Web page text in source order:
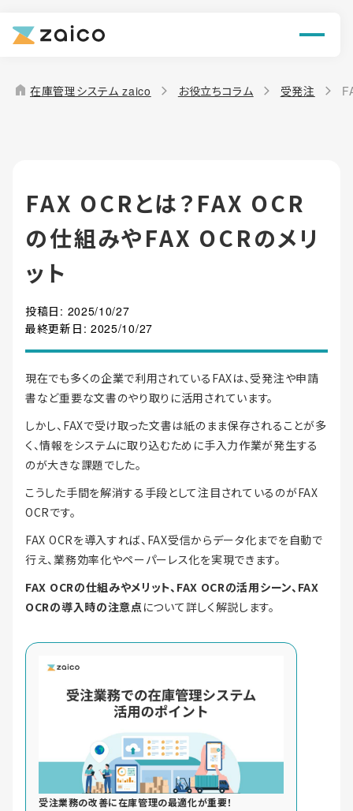
機能
解決できる課題
導入事例
お役立ち情報
home 在庫管理システム zaico お役立ちコラム 受発注
FAX OCRとは？FAX OCR
の仕組みやFAX OCRのメリ
ット
投稿日: 2025/10/27
最終更新日: 2025/10/27
現在でも多くの企業で利用されているFAXは、受発注や申請
書など重要な文書のやり取りに活用されています。
しかし、FAXで受け取った文書は紙のまま保存されることが多
く、情報をシステムに取り込むために手入力作業が発生する
のが大きな課題でした。
こうした手間を解消する手段として注目されているのがFAX
OCRです。
FAX OCRを導入すれば、FAX受信からデータ化までを自動で
行え、業務効率化やペーパーレス化を実現できます。
FAX OCRの仕組みやメリット、FAX OCRの活用シーン、FAX
OCRの導入時の注意点 について詳しく解説します。
受注業務の改善に在庫管理の最適化が重要！